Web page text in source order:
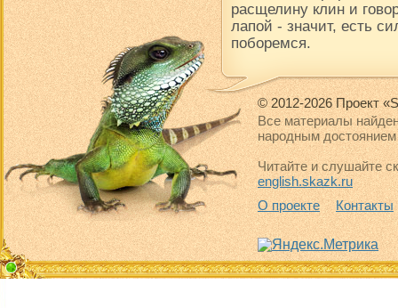
расщелину клин и
лапой - значит, есть
поборемся.
© 2012-2026 Проект
Все материалы
народным достоянием
Читайте и слушайте
english.skazk.ru
О проекте
Контакты